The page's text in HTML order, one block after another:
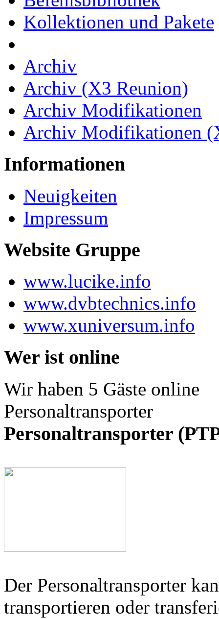
Kollektionen und Pakete
Archiv
Archiv (X3 Reunion)
Archiv Modifikationen
Archiv Modifikationen
Informationen
Neuigkeiten
Impressum
Website Gruppe
www.lucike.info
www.dvbtechnics.info
www.xuniversum.info
Wer ist online
Wir haben 5 Gäste online
Personaltransporter
Personaltransporter
Der Personaltransporter
transportieren oder